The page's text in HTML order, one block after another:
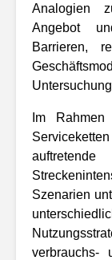
Analogien
Angebot
Barrieren,
Im
Szenarien
verbrauchs-